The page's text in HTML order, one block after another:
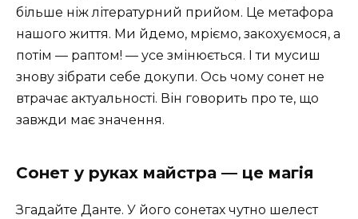
більше ніж літературний прийом. Це метафора
нашого життя. Ми йдемо, мріємо, закохуємося, а
потім — раптом! — усе змінюється. І ти мусиш
знову зібрати себе докупи. Ось чому сонет не
втрачає актуальності. Він говорить про те, що
завжди має значення.
Сонет у руках майстра — це магія
Згадайте Данте. У його сонетах чутно шелест